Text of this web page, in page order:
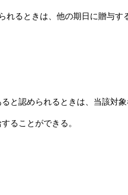
れるときは、他の期日に贈与す
と認められるときは、当該対
ることができる。